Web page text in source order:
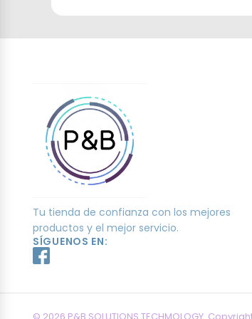
Tu tienda de confianza con los mejores
productos y el mejor servicio.
SÍGUENOS EN:
© 2026 P&B SOLUTIONS TECHMOLOGY.